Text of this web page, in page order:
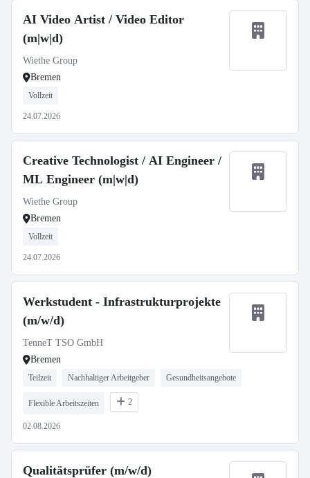
AI Video Artist / Video Editor
(m|w|d)
Wiethe Group
Bremen
Vollzeit
24.07.2026
Creative Technologist / AI Engineer /
ML Engineer (m|w|d)
Wiethe Group
Bremen
Vollzeit
24.07.2026
Werkstudent - Infrastrukturprojekte
(m/w/d)
TenneT TSO GmbH
Bremen
Teilzeit Nachhaltiger Arbeitgeber Gesundheitsangebote
Flexible Arbeitszeiten 2
02.08.2026
Qualitätsprüfer (m/w/d)